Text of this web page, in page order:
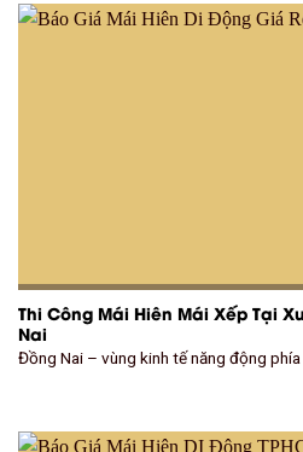
Thi Công Mái Hiên Mái Xếp Tại
Nai
Đồng Nai – vùng kinh tế năng động phía